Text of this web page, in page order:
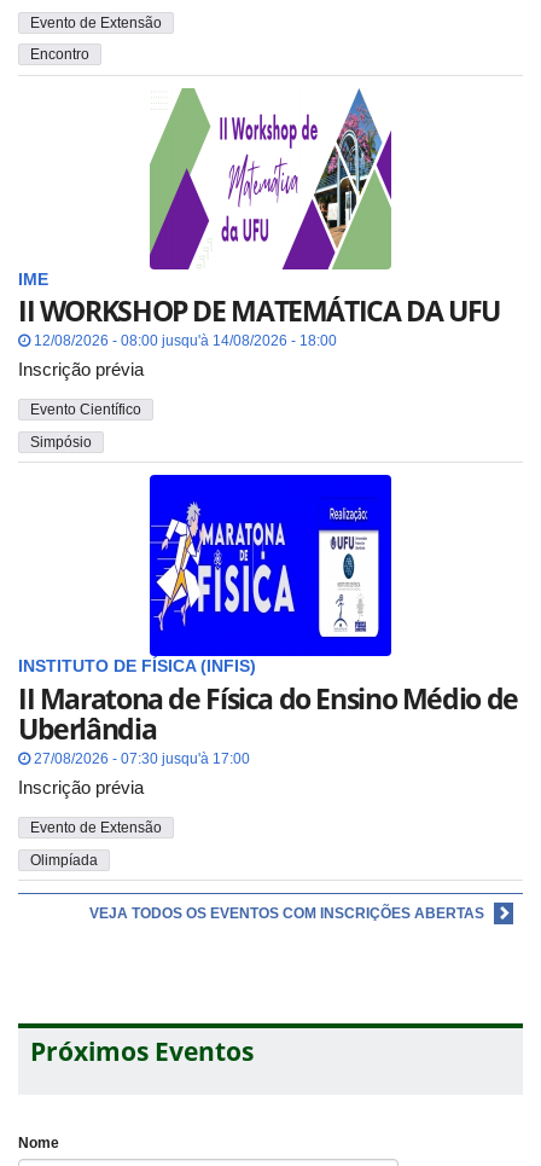
Evento de Extensão
Encontro
IME
II WORKSHOP DE MATEMÁTICA DA UFU
12/08/2026 - 08:00 jusqu'à 14/08/2026 - 18:00
Inscrição prévia
Evento Científico
Simpósio
INSTITUTO DE FÍSICA (INFIS)
II Maratona de Física do Ensino Médio de
Uberlândia
27/08/2026 - 07:30 jusqu'à 17:00
Inscrição prévia
Evento de Extensão
Olimpíada
VEJA TODOS OS EVENTOS COM INSCRIÇÕES ABERTAS
Próximos Eventos
Nome